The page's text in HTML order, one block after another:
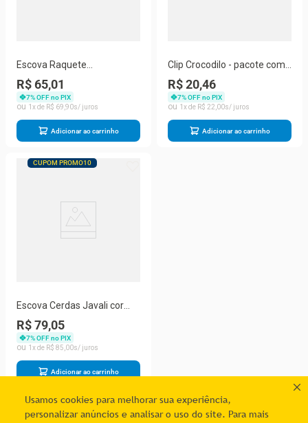
Usamos cookies para melhorar sua experiência,
personalizar anúncios e analisar o uso do site. Para mais
Escova Raquete
Almofadada
R$ 65,01
7% OFF no PIX
1
R$ 69 90
Adicionar ao carrinho
Clip Crocodilo - pacote com
6 unidades
R$ 20,46
7% OFF no PIX
1
R$ 22 00
Adicionar ao carrinho
CUPOM PROMO10
Escova Cerdas Javali cor
amarela, tamanho 18
R$ 79,05
7% OFF no PIX
1
R$ 85 00
Adicionar ao carrinho
1